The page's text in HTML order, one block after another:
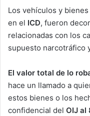
Los vehículos y
en el ICD, fueron
relacionadas con los
supuesto narcotráfico
El valor total de lo
hace un llamado a
estos bienes o los
confidencial del OIJ